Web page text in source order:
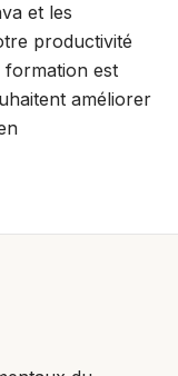
et les
productivité
formation est
améliorer